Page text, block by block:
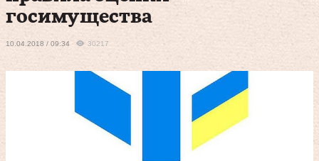
госимущества
10.04.2018 / 09:34 30217